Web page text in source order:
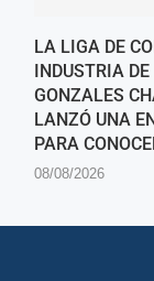
LA LIGA DE
INDUSTRIA DE
GONZALES
LANZÓ UNA
PARA
08/08/2026